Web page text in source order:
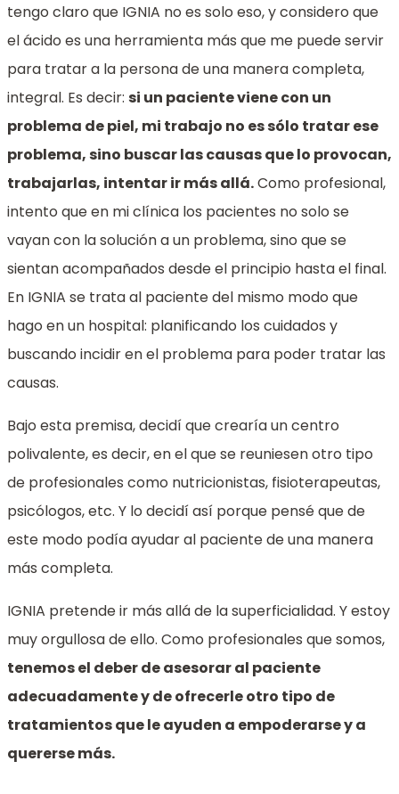
tengo claro que IGNIA no es solo eso, y considero que
el ácido es una herramienta más que me puede servir
para tratar a la persona de una manera completa,
integral. Es decir: si un paciente viene con un
problema de piel, mi trabajo no es sólo tratar ese
problema, sino buscar las causas que lo provocan,
trabajarlas, intentar ir más allá.Como profesional,
intento que en mi clínica los pacientes no solo se
vayan con la solución a un problema, sino que se
sientan acompañados desde el principio hasta el final.
En IGNIA se trata al paciente del mismo modo que
hago en un hospital: planificando los cuidados y
buscando incidir en el problema para poder tratar las
causas.
Bajo esta premisa, decidí que crearía un centro
polivalente, es decir, en el que se reuniesen otro tipo
de profesionales como nutricionistas, fisioterapeutas,
psicólogos, etc. Y lo decidí así porque pensé que de
este modo podía ayudar al paciente de una manera
más completa.
IGNIA pretende ir más allá de la superficialidad. Y estoy
muy orgullosa de ello. Como profesionales que somos,
tenemos el deber de asesorar al paciente
adecuadamente y de ofrecerle otro tipo de
tratamientos que le ayuden a empoderarse y a
quererse más.